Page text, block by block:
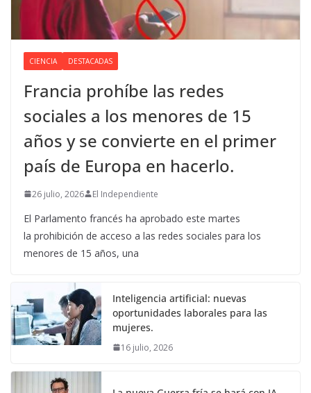
CIENCIA DESTACADAS
Francia prohíbe las redes
sociales a los menores de 15
años y se convierte en el primer
país de Europa en hacerlo.
26 julio, 2026 El Independiente
El Parlamento francés ha aprobado este martes
la prohibición de acceso a las redes sociales para los
menores de 15 años, una
Inteligencia artificial: nuevas
oportunidades laborales para las
mujeres.
16 julio, 2026